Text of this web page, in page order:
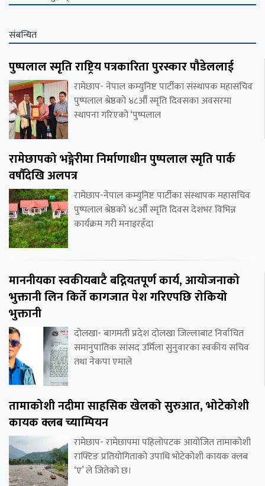
संबन्धित
पुष्पलाल स्मृति राष्ट्रिय पत्रकारिता पुरस्कार पौडेललाई
रामेछाप- नेपाल कम्युनिष्ट पार्टीका संस्थापक महासचिव
पुष्पलाल श्रेष्ठको ४८औँ स्मृति दिवसका अवसरमा
स्थापना गरिएको ‘पुष्पलाल
रामेछापको भङ्गेरीमा निर्माणाधीन पुष्पलाल स्मृति पार्क
वर्षौंदेखि अलपत्र
रामेछाप-नेपाल कम्युनिष्ट पार्टीका संस्थापक महासचिव
पुष्पलाल श्रेष्ठको ४८औँ स्मृति दिवस देशभर विभिन्न
कार्यक्रम गरी मनाइरहँदा
माननीयका स्वकीयबाटै बद्नियतपूर्ण कार्य, आयोजनाको
भुक्तानी लिन किर्ते कागजात पेश गरिएपछि रोकियो
भुक्तानी
दोलखा- बागमती प्रदेश दोलखा जिल्लाबाट निर्वाचित
समानुपातिक सांसद उर्मिला सुनुवारका स्वकीय सचिव
तथा नेकपा एमाले
तामाकोशी नदीमा साहसिक खेलको सुरुआत, भोटेकोशी
कायक क्लब च्याम्पियन
रामेछाप- रामेछापमा पहिलोपटक आयोजित तामाकोशी
राफ्टिङ प्रतियोगिताको उपाधि भोटेकोशी कायक क्लब
‘ए’ ले जितेको छ।